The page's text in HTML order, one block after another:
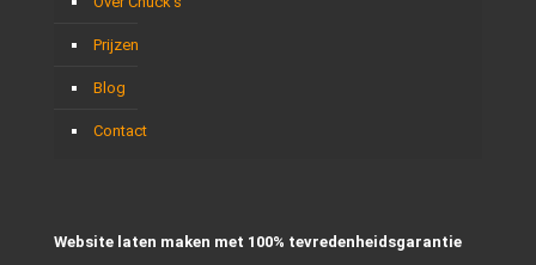
Prijzen
Blog
Contact
Website laten maken met 100% tevredenheidsgarantie